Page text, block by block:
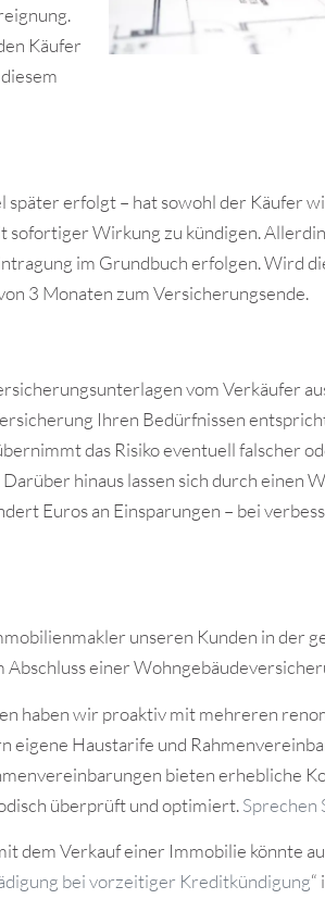
Käufer
erfolgt – hat sowohl der Käufer
Wirkung zu kündigen.
im Grundbuch erfolgen. Wird
3 Monaten zum Versicherungsende.
vom Verkäufer
Ihren Bedürfnissen
das Risiko eventuell falscher
hinaus lassen sich durch einen
Euros an Einsparungen – bei
unseren Kunden in der
einer
haben wir proaktiv mit mehreren
eigene Haustarife und
bieten erhebliche
überprüft und optimiert.Sprechen
dem Verkauf einer Immobilie könnte
bei vorzeitiger Kreditkündigung“